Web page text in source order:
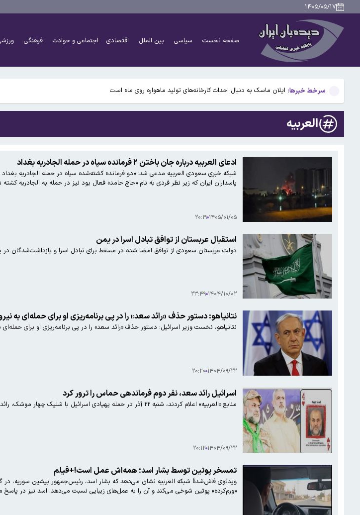
۱۴۰۵/۰۵/۱۷
صفحه نخست سیاسی بین الملل اقتصادی اجتماعی و حوادث فرهنگی
سرخط خبرها:
علل مرگ زنان در ایران؛ بیماری‌های قلبی همچنان در صدر
پیش‌بینی وضعیت جوی ۵ روز آینده؛ موج جدید ناپایداری جوی در راه است
هشدار تارتار در رختکن پرسپولیس
ایلان ماسک به دنبال احداث کارخانه‌های تولید ماهواره روی ماه است
آتش‌سوزی یک کشتی دیگر در تنگه هرمز
پیش‌بینی وضعیت جوی ۵ روز آینده؛ موج جدید ناپایداری جوی در راه است
هشدار تارتار در رختکن پرسپولیس
العربیه
ادعای العربیه درباره جان باختن ۲ فرمانده سپاه در حمله الجادریه بغداد
شبکه خبری سعودی العربیه مدعی شد: «دو فرمانده کشته‌شده سپاه در حمله الجادریه
پاسداران ایران که زیر نظر فردی به نام «حاج حامد» فعال بود نیز در حمله به الجادریه
۱۴۰۵/۰۱/۰۵ ۲۰:۱۹
استقبال عربستان از توافق تبادل اسرا در یمن
دولت عربستان سعودی از توافق امضا شده در مسقط برای تبادل اسرا و بازداشت‌شدگان در
۱۴۰۴/۱۰/۰۲ ۲۳:۴۹
نتانیاهو: دستور حذف «رائد سعد» را در پی برنامه‌ریزی او برای حمله‌ای به
نتانیاهو، نخست وزیر اسرائیل: دستور حذف «رائد سعد» را در پی برنامه‌ریزی او برای
۱۴۰۴/۰۹/۲۲ ۲۰:۲۰
اسرائیل رائد سعد، نفر دوم فرماندهی حماس را ترور کرد
منابع «العربیه» اعلام کردند، شنبه ۲۲ آذر در حمله پهپادی اسرائیل با شلیک چهار موشک، رائد سعد، از فرماندهان ارشد گردان های القسام شاخه نظامی حماس را هدف قرار داد.
۱۴۰۴/۰۹/۲۲ ۲۰:۱۲
تمسخر پوتین توسط بشار اسد؛ همه‌اش عمل است!+فیلم
ویدئوی فاش‌شدهٔ شبکه العربیه نشان می‌دهد که بشار اسد، رئیس‌جمهور پیشین سوریه، در
«ورم‌کرده» پوتین شوخی می‌کند و آن را به عمل‌های زیبایی نسبت می‌دهد. اسد نیز در